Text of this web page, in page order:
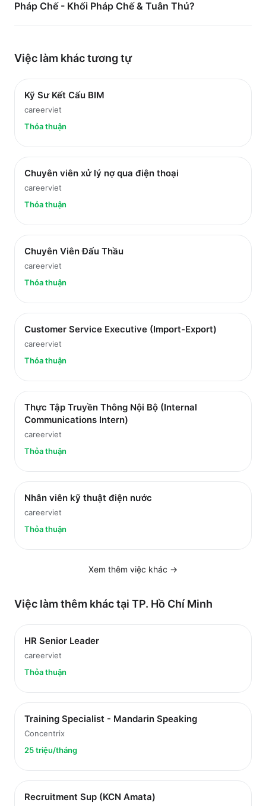
Pháp Chế - Khối Pháp Chế & Tuân Thủ?
Việc làm kháctương tự
Kỹ Sư Kết Cấu BIM
careerviet
Thỏa thuận
Chuyên viên xử lý nợ qua điện thoại
careerviet
Thỏa thuận
Chuyên Viên Đấu Thầu
careerviet
Thỏa thuận
Customer Service Executive (Import-Export)
careerviet
Thỏa thuận
Thực Tập Truyền Thông Nội Bộ (Internal
Communications Intern)
careerviet
Thỏa thuận
Nhân viên kỹ thuật điện nước
careerviet
Thỏa thuận
Xem thêm việc khác →
Việc làm thêm khác tại TP. Hồ Chí Minh
HR Senior Leader
careerviet
Thỏa thuận
Training Specialist - Mandarin Speaking
Concentrix
25 triệu/tháng
Recruitment Sup (KCN Amata)